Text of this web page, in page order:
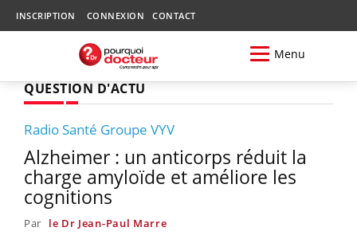
INSCRIPTION CONNEXION CONTACT
Menu
QUESTION D'ACTU
Radio Santé Groupe VYV
Alzheimer : un anticorps réduit la
charge amyloïde et améliore les
cognitions
Par le Dr Jean-Paul Marre